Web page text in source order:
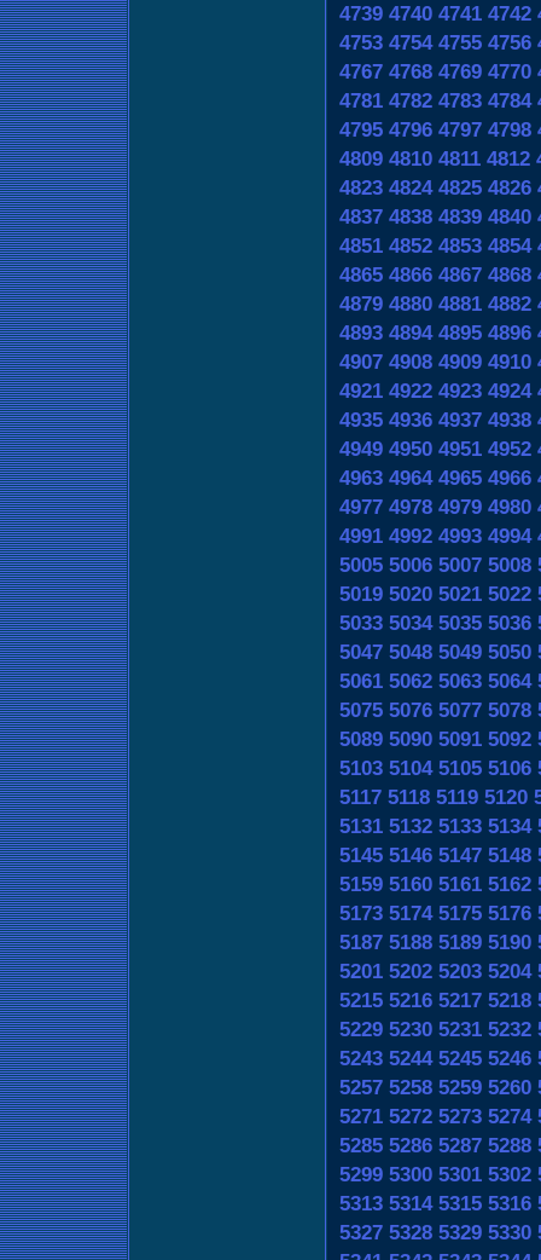
4739 4740 4741 4742
4753 4754 4755 4756
4767 4768 4769 4770
4781 4782 4783 4784
4795 4796 4797 4798
4809 4810 4811 4812
4823 4824 4825 4826
4837 4838 4839 4840
4851 4852 4853 4854
4865 4866 4867 4868
4879 4880 4881 4882
4893 4894 4895 4896
4907 4908 4909 4910
4921 4922 4923 4924
4935 4936 4937 4938
4949 4950 4951 4952
4963 4964 4965 4966
4977 4978 4979 4980
4991 4992 4993 4994
5005 5006 5007 5008
5019 5020 5021 5022
5033 5034 5035 5036
5047 5048 5049 5050
5061 5062 5063 5064
5075 5076 5077 5078
5089 5090 5091 5092
5103 5104 5105 5106
5117 5118 5119 5120
5131 5132 5133 5134
5145 5146 5147 5148
5159 5160 5161 5162
5173 5174 5175 5176
5187 5188 5189 5190
5201 5202 5203 5204
5215 5216 5217 5218
5229 5230 5231 5232
5243 5244 5245 5246
5257 5258 5259 5260
5271 5272 5273 5274
5285 5286 5287 5288
5299 5300 5301 5302
5313 5314 5315 5316
5327 5328 5329 5330